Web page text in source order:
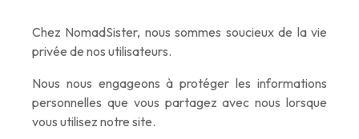
Chez NomadSister, nous sommes soucieux de la vie
privée de nos utilisateurs.
Nous nous engageons à protéger les informations
personnelles que vous partagez avec nous lorsque
vous utilisez notre site.
promis :)
If you
are a
human,